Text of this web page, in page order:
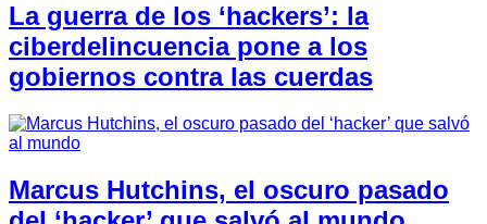
La guerra de los ‘hackers’: la
ciberdelincuencia pone a los
gobiernos contra las cuerdas
Marcus Hutchins, el oscuro pasado